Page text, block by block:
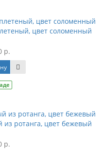
цвет соломенный
р.
ротанга, цвет бежевый
р.